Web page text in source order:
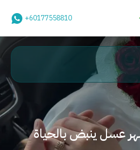
+60177558810
عسل ينبض بالحياة